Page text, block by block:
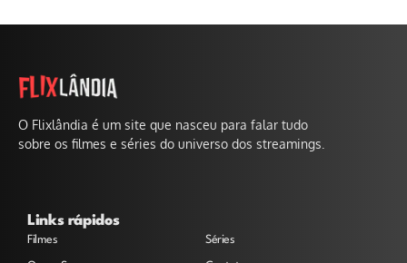
O Flixlândia é um site que nasceu para falar tudo
sobre os filmes e séries do universo dos streamings.
Links rápidos
Filmes Séries